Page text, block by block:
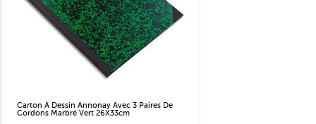
Carton À Dessin Annonay Avec 3 Paires De
Cordons Marbré Vert 26X33cm